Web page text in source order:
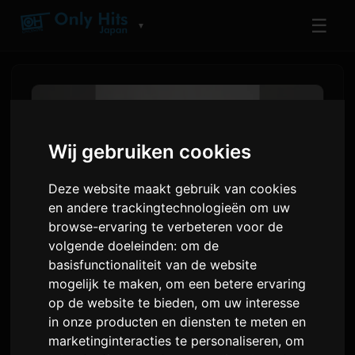
Wij gebruiken cookies
Deze website maakt gebruik van cookies
en andere trackingtechnologieën om uw
browse-ervaring te verbeteren voor de
volgende doeleinden:om de
basisfunctionaliteit van de website
mogelijk te maken,om een betere ervaring
op de website te bieden,om uw interesse
in onze producten en diensten te meten en
marketinginteracties te personaliseren,om
▼ ☰
PES van RIP SLYME brengt
nieuwe EP 'PES Part III' uit
DoorSam
7 juli 2026